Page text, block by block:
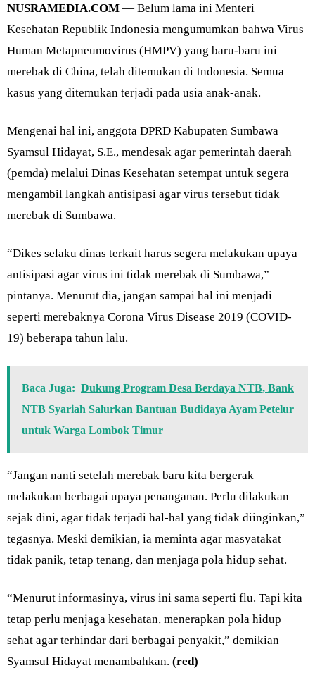
NUSRAMEDIA.COM — Belum lama ini Menteri
Kesehatan Republik Indonesia mengumumkan bahwa Virus
Human Metapneumovirus (HMPV) yang baru-baru ini
merebak di China, telah ditemukan di Indonesia. Semua
kasus yang ditemukan terjadi pada usia anak-anak.
Mengenai hal ini, anggota DPRD Kabupaten Sumbawa
Syamsul Hidayat, S.E., mendesak agar pemerintah daerah
(pemda) melalui Dinas Kesehatan setempat untuk segera
mengambil langkah antisipasi agar virus tersebut tidak
merebak di Sumbawa.
“Dikes selaku dinas terkait harus segera melakukan upaya
antisipasi agar virus ini tidak merebak di Sumbawa,”
pintanya. Menurut dia, jangan sampai hal ini menjadi
seperti merebaknya Corona Virus Disease 2019 (COVID-
19) beberapa tahun lalu.
Baca Juga: Dukung Program Desa Berdaya NTB, Bank
NTB Syariah Salurkan Bantuan Budidaya Ayam Petelur
untuk Warga Lombok Timur
“Jangan nanti setelah merebak baru kita bergerak
melakukan berbagai upaya penanganan. Perlu dilakukan
sejak dini, agar tidak terjadi hal-hal yang tidak diinginkan,”
tegasnya. Meski demikian, ia meminta agar masyatakat
tidak panik, tetap tenang, dan menjaga pola hidup sehat.
“Menurut informasinya, virus ini sama seperti flu. Tapi kita
tetap perlu menjaga kesehatan, menerapkan pola hidup
sehat agar terhindar dari berbagai penyakit,” demikian
Syamsul Hidayat menambahkan. (red)